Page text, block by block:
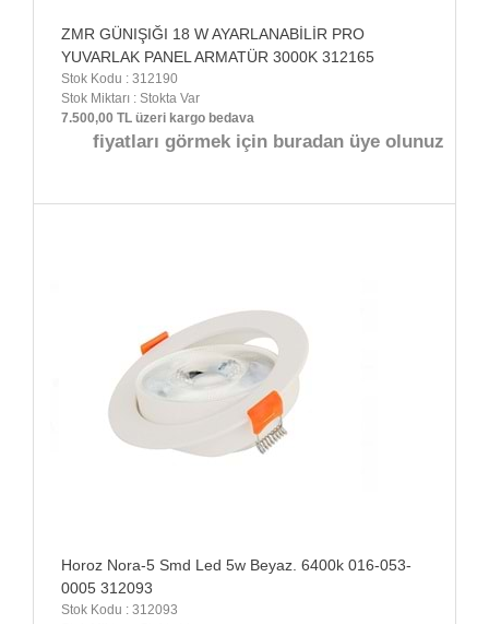
ZMR GÜNIŞIĞI 18 W AYARLANABİLİR PRO
YUVARLAK PANEL ARMATÜR 3000K 312165
Stok Kodu : 312190
Stok Miktarı : Stokta Var
7.500,00 TL üzeri kargo bedava
fiyatları görmek için buradan üye olunuz
Horoz Nora-5 Smd Led 5w Beyaz. 6400k 016-053-
0005 312093
Stok Kodu : 312093